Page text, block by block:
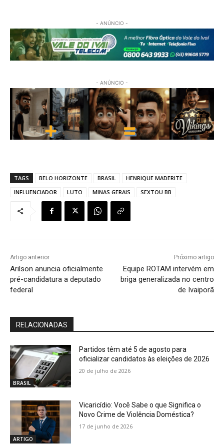
- ANÚNCIO -
- ANÚNCIO -
TAGS BELO HORIZONTE BRASIL
HENRIQUE MADERITE
INFLUENCIADOR
LUTO MINAS GERAIS SEXTOU BB
Artigo anterior
Arilson anuncia oficialmente
pré-candidatura a deputado
federal
Próximo artigo
Equipe ROTAM intervém em
briga generalizada no centro
de Ivaiporã
RELACIONADAS
BRASIL
Partidos têm até 5 de agosto para
oficializar candidatos às eleições de 2026
20 de julho de 2026
ARTIGO
Vicaricídio: Você Sabe o que Significa o
Novo Crime de Violência Doméstica?
17 de junho de 2026